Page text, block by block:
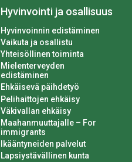
Hyvinvointi ja osallisuus
Hyvinvoinnin edistäminen
Vaikuta ja osallistu
Yhteisöllinen toiminta
Mielenterveyden
edistäminen
Ehkäisevä päihdetyö
Pelihaittojen ehkäisy
Väkivallan ehkäisy
Maahanmuuttajalle – For
immigrants
Ikääntyneiden palvelut
Lapsiystävällinen kunta